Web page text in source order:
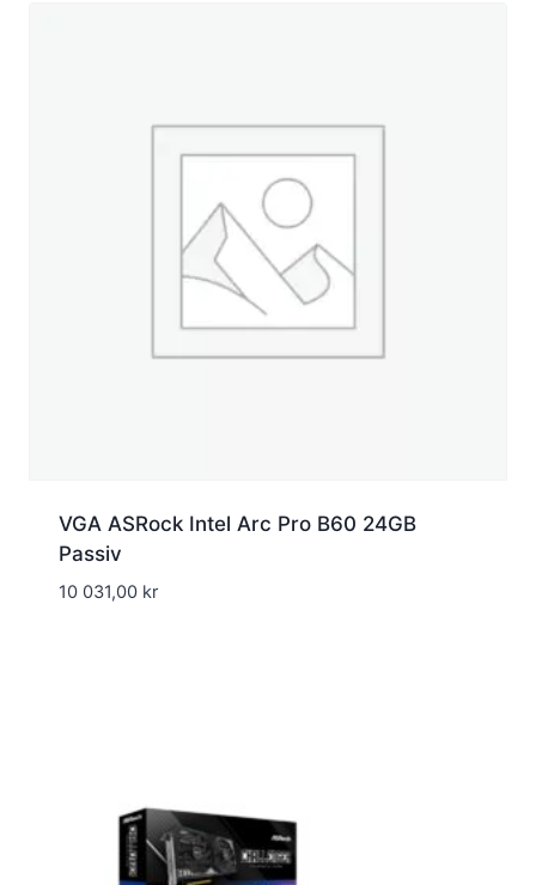
VGA ASRock Intel Arc Pro B60 24GB
Passiv
10 031,00 kr